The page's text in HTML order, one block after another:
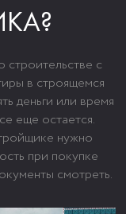
строительстве с
в строящемся
деньги или время
еще остается.
нужно
при покупке
смотреть.